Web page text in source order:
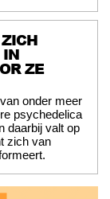
IN
ZE
onder meer
psychedelica
daarbij valt op
zich van